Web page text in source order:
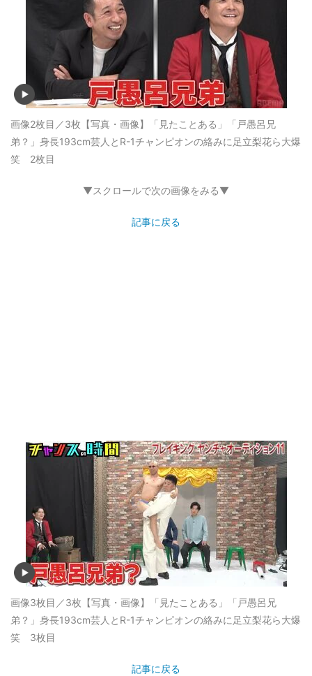
画像2枚目／3枚 【写真・画像】「見たことある」「戸愚呂兄
弟？」身長193cm芸人とR-1チャンピオンの絡みに足立梨花ら大爆
笑 2枚目
▼スクロールで次の画像をみる▼
記事に戻る
画像3枚目／3枚 【写真・画像】「見たことある」「戸愚呂兄
弟？」身長193cm芸人とR-1チャンピオンの絡みに足立梨花ら大爆
笑 3枚目
記事に戻る